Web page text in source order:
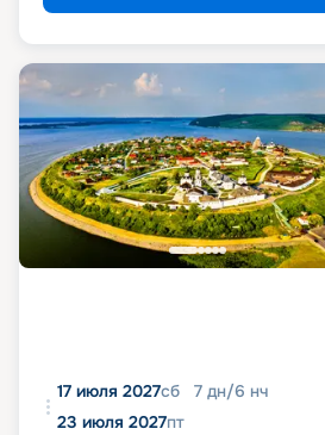
17 июля 2027сб 7 дн/6 нч
23 июля 2027пт